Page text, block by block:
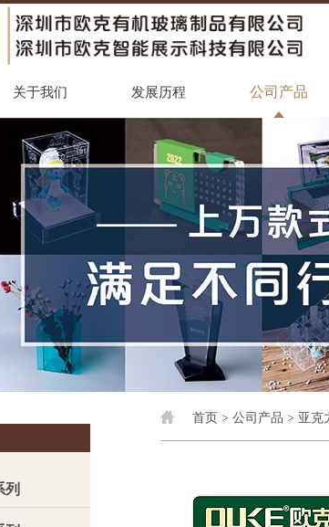
关于我们 发展历程 公司产品
列
首页 > 公司产品 > 亚克